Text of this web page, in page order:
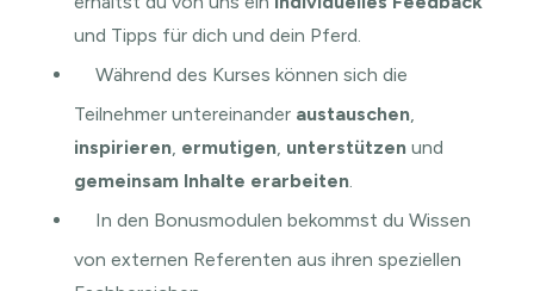
und Tipps für dich und dein Pferd.
Während des Kurses können sich die
Teilnehmer untereinander austauschen,
inspirieren, ermutigen, unterstützen und
gemeinsam Inhalte erarbeiten.
In den Bonusmodulen bekommst du Wissen
von externen Referenten aus ihren speziellen